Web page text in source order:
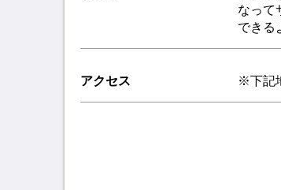
なって
できる
アクセス ※下記